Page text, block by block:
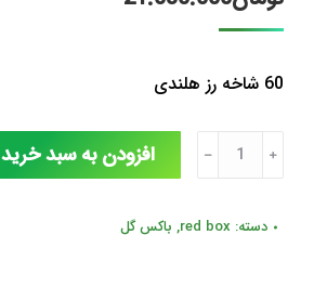
60 شاخه رز هلندی
RED
1008
﹣ ﹢ افزودن به سبد خرید
دسته: red box
, باکس گل